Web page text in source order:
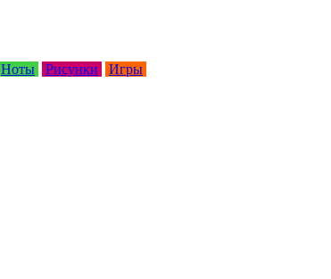
Ноты Рисунки
Игры